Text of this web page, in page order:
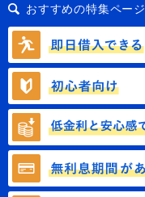
おすすめの特集ページ